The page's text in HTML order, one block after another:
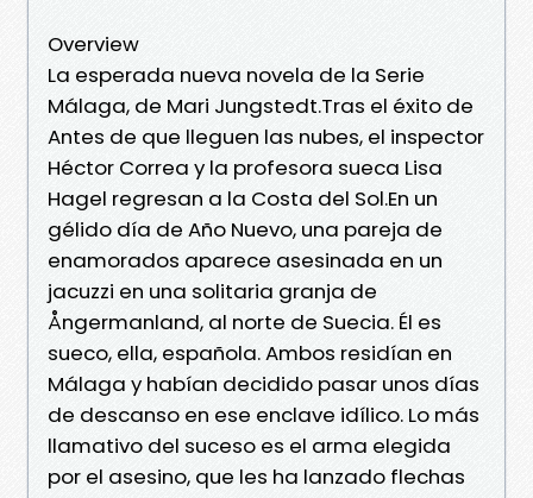
Overview
La esperada nueva novela de la Serie
Málaga, de Mari Jungstedt.Tras el éxito de
Antes de que lleguen las nubes, el inspector
Héctor Correa y la profesora sueca Lisa
Hagel regresan a la Costa del Sol.En un
gélido día de Año Nuevo, una pareja de
enamorados aparece asesinada en un
jacuzzi en una solitaria granja de
Ångermanland, al norte de Suecia. Él es
sueco, ella, española. Ambos residían en
Málaga y habían decidido pasar unos días
de descanso en ese enclave idílico. Lo más
llamativo del suceso es el arma elegida
por el asesino, que les ha lanzado flechas